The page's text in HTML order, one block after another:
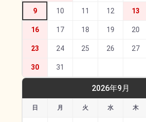
9 10 11 12 13
16 17 18 19 20
23 24 25 26 27
30 31
2026年9月
日 月 火 水 木